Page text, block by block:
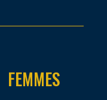
FEMMES